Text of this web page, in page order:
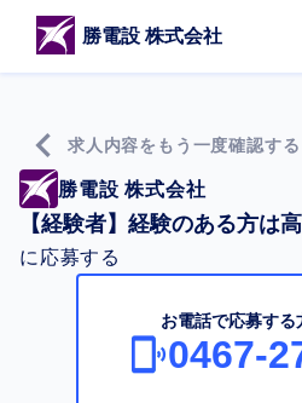
勝電設 株式会社
chevron_left 求人内容をもう一度確認する
勝電設 株式会社
【経験者】経験のある方は
に応募する
お電話で応募する
0467-